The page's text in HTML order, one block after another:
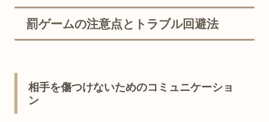
罰ゲームの注意点とトラブル回避法
相手を傷つけないためのコミュニケーショ
ン